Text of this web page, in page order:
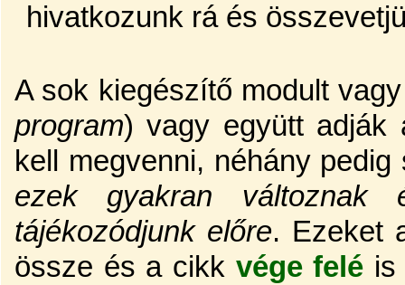
hivatkozunk rá és
A sok kiegészítő modult
program) vagy együtt adják
kell megvenni, néhány
ezek gyakran változnak
tájékozódjunk előre. Ezeket
össze és a cikk vége felé is